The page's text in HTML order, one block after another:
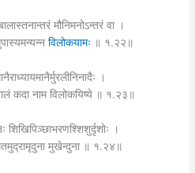
मौनिमनोऽन्तरं वा ।
विलोकयामः ॥ १.२२॥
।
कदा नाम विलोकयिष्ये ॥ १.२३॥
।
मुखेन्दुना ॥ १.२४॥